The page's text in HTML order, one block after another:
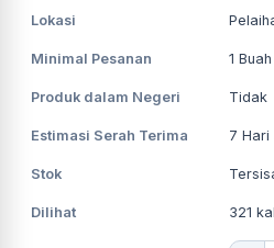
Lokasi
Minimal Pesanan 1 Buah
Produk dalam Negeri Tidak
Estimasi Serah Terima 7 Hari
Stok
Dilihat 321